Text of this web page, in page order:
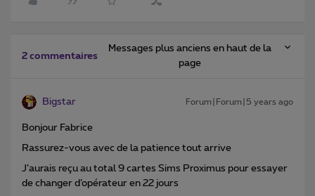
2 commentaires
Messages plus anciens en haut de la
page
Bigstar Forum|Forum|5 years ago
Bonjour Fabrice
Rassurez-vous avec de la patience tout arrive
J’aurais reçu au total 9 cartes Sims Proximus pour essayer
de changer d’opérateur en 22 jours